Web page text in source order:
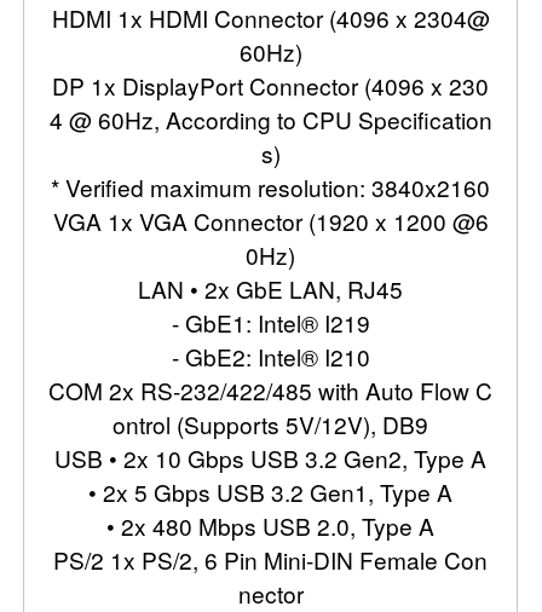
HDMI 1x HDMI Connector (4096 x 2304@
60Hz)
DP 1x DisplayPort Connector (4096 x 230
4 @ 60Hz, According to CPU Specification
s)
* Verified maximum resolution: 3840x2160
VGA 1x VGA Connector (1920 x 1200 @6
0Hz)
LAN • 2x GbE LAN, RJ45
- GbE1: Intel® I219
- GbE2: Intel® I210
COM 2x RS-232/422/485 with Auto Flow C
ontrol (Supports 5V/12V), DB9
USB • 2x 10 Gbps USB 3.2 Gen2, Type A
• 2x 5 Gbps USB 3.2 Gen1, Type A
• 2x 480 Mbps USB 2.0, Type A
PS/2 1x PS/2, 6 Pin Mini-DIN Female Con
nector